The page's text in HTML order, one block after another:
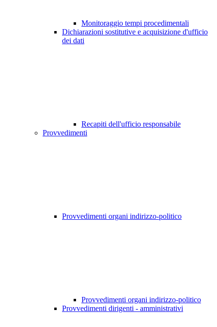
Monitoraggio tempi procedimentali
Dichiarazioni sostitutive e acquisizione d'ufficio
dei dati
Recapiti dell'ufficio responsabile
Provvedimenti
Provvedimenti organi indirizzo-politico
Provvedimenti organi indirizzo-politico
Provvedimenti dirigenti - amministrativi